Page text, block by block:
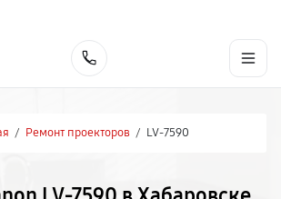
/ Ремонт проекторов / LV-7590